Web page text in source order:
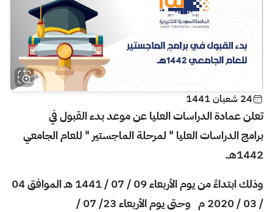
24 شعبان 1441
تعلن عمادة الدراسات العليا عن موعد بدء القبول في
برامج الدراسات العليا " لمرحلة الماجستير " للعام الجامعي
1442هـ.
وذلك ابتداءً من يوم الأربعاء09 / 07 / 1441 هـ الموافق04
/ 03 / 2020 م
وحتى يوم الأربعاء
23/ 07 /